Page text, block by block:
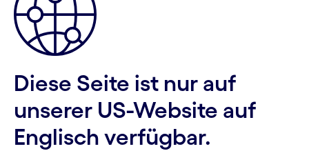
Diese Seite ist nur auf
unserer US-Website auf
Englisch verfügbar.